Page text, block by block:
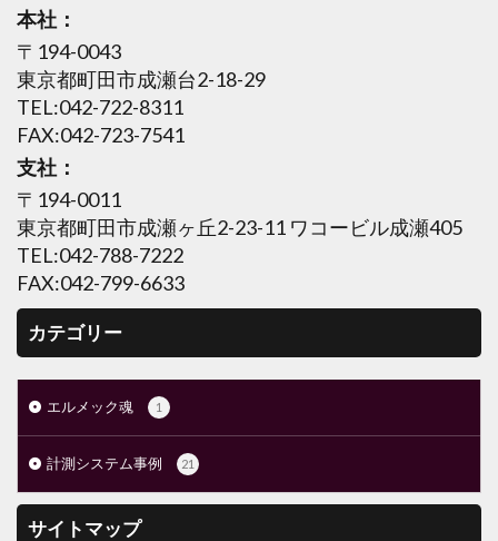
本社：
〒194-0043
東京都町田市成瀬台2-18-29
TEL:042-722-8311
FAX:042-723-7541
支社：
〒194-0011
東京都町田市成瀬ヶ丘2-23-11 ワコービル成瀬405
TEL:042-788-7222
FAX:042-799-6633
カテゴリー
エルメック魂 1
計測システム事例 21
サイトマップ